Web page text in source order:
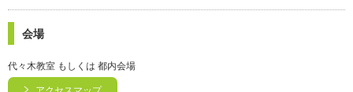
会場
代々木教室 もしくは 都内会場
アクセスマップ